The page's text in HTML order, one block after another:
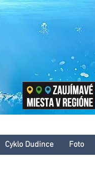
Cyklo Dudince Foto